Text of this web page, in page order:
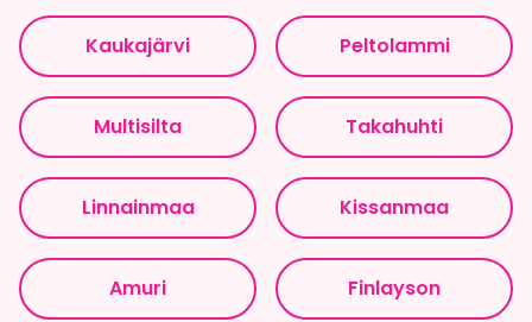
Kaukajärvi Peltolammi
Multisilta Takahuhti
Linnainmaa Kissanmaa
Amuri Finlayson